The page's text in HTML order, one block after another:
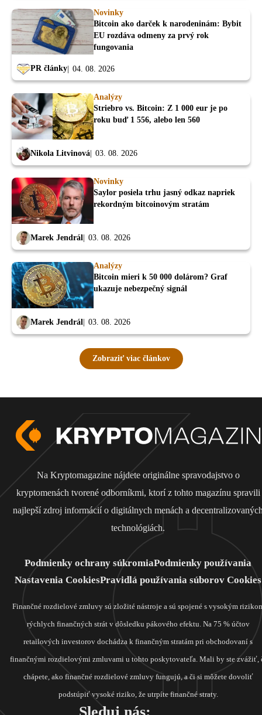
Novinky
Bitcoin ako darček k narodeninám: Bybit
EU rozdáva odmeny za prvý rok
fungovania
PR články 04. 08. 2026
Analýzy
Striebro vs. Bitcoin: Z 1 000 eur je po
roku buď 1 556, alebo len 560
Nikola Litvinová 03. 08. 2026
Novinky
Saylor posiela trhu jasný odkaz napriek
rekordným bitcoinovým stratám
Marek Jendrál 03. 08. 2026
Analýzy
Bitcoin mieri k 50 000 dolárom? Graf
ukazuje nebezpečný signál
Marek Jendrál 03. 08. 2026
Zobraziť viac článkov
Na Kryptomagazine nájdete originálne spravodajstvo o
kryptomenách tvorené odborníkmi, ktorí z tohto magazínu spravili
najlepší zdroj informácií o digitálnych menách a
technológiách.
Podmienky ochrany súkromiaPodmienky používania
Nastavenia CookiesPravidlá používania súborov Cookies
Finančné rozdielové zmluvy sú zložité nástroje a sú spojené s vysokým
rýchlych finančných strát v dôsledku pákového efektu. Na 75 % účtov
retailových investorov dochádza k finančným stratám pri obchodovaní s
finančnými rozdielovými zmluvami u tohto poskytovateľa. Mali by ste zvážiť,
chápete, ako finančné rozdielové zmluvy fungujú, a či si môžete dovoliť
podstúpiť vysoké riziko, že utrpíte finančné straty.